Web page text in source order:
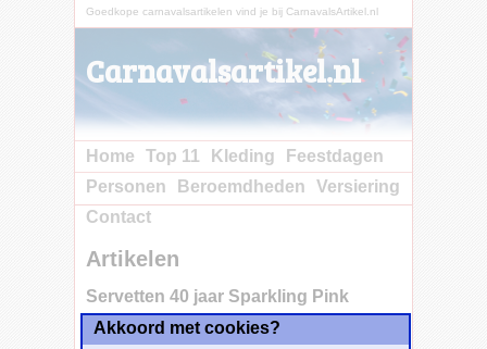
Goedkope carnavalsartikelen vind je bij CarnavalsArtikel.nl
Carnavalsartikel.nl
Home Top 11 Kleding
Feestdagen
Personen
Beroemdheden
Versiering
Contact
Artikelen
Servetten 40 jaar Sparkling Pink
Akkoord met cookies?